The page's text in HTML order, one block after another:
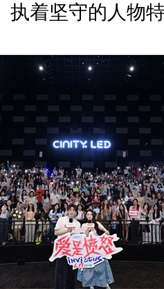
执着坚守的人物